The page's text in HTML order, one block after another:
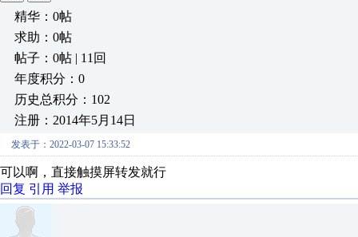
精华：0帖
求助：0帖
帖子：0帖 | 11回
年度积分：0
历史总积分：102
注册：2014年5月14日
发表于：2022-03-07 15:33:52
可以啊，直接触摸屏转发就行
回复 引用 举报